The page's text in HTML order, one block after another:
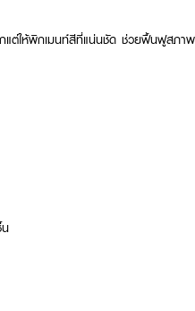
ต่ให้พิกเมนท์สีที่แน่นชัด ช่วยฟื้นฟูสภาพ